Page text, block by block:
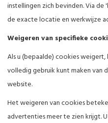
instellingen zich bevinden. Via
de exacte locatie en werkwijze
Weigeren van specifieke
Als u (bepaalde) cookies
volledig gebruik kunt maken van
website.
Het weigeren van cookies
advertenties meer te zien krijgt.